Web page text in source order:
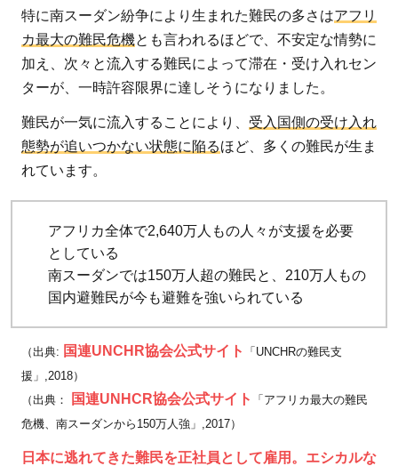
で発
生し
てい
る問
は？
3
ア
フ
難
し
た
キ
ャ
特に南スーダン紛争により生まれた難民の多さはアフリ
カ最大の難民危機とも言われるほどで、不安定な情勢に
加え、次々と流入する難民によって滞在・受け入れセン
ターが、一時許容限界に達しそうになりました。
難民が一気に流入することにより、 受入国側の受け入れ
態勢が追いつかない状態に陥るほど、多くの難民が生ま
れています。
アフリカ全体で2,640万人もの人々が支援を必要
としている
南スーダンでは150万人超の難民と、210万人もの
国内避難民が今も避難を強いられている
（出典: 国連UNCHR協会公式サイト
「UNCHRの難民支
援」,2018）
（出典：
国連UNHCR協会公式サイト
「アフリカ最大の難民
危機、南スーダンから150万人強」,2017）
日本に逃れてきた難民を正社員として雇用。エシカルな